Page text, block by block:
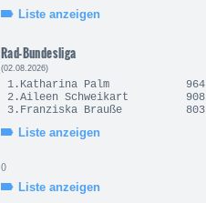
Liste anzeigen
Rad-Bundesliga
(02.08.2026)
1.Katharina Palm 964
2.Aileen Schweikart 908
3.Franziska Brauße 803
Liste anzeigen
()
Liste anzeigen